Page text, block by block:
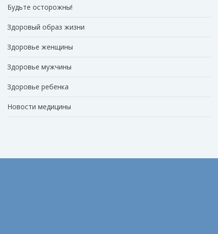
Будьте осторожны!
Здоровый образ жизни
Здоровье женщины
Здоровье мужчины
Здоровье ребенка
Новости медицины